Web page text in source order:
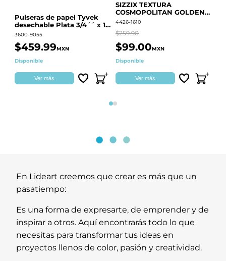
Pulseras de papel Tyvek
desechable Plata 3/4´´ x 10
´´
3600-9055
$459.99MXN
Disponible
Ver más
SIZZIX TEXTURA
COSMOPOLITAN GOLDEN
RINGS S.PARK 666700
4426-1610
$259.90
$99.00MXN
Disponible
Ver más
Página 1
Página 2
En Lideart creemos que crear es más que un
pasatiempo:
Es una forma de expresarte, de emprender y de
inspirar a otros. Aquí encontrarás todo lo que
necesitas para transformar tus ideas en
proyectos llenos de color, pasión y creatividad.